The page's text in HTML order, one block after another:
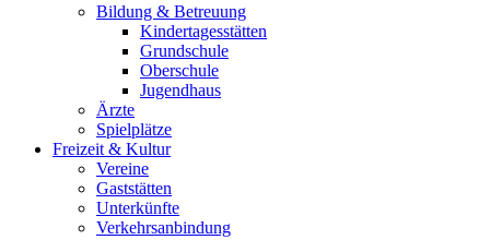
Bildung & Betreuung
Kindertagesstätten
Grundschule
Oberschule
Jugendhaus
Ärzte
Spielplätze
Freizeit & Kultur
Vereine
Gaststätten
Unterkünfte
Verkehrsanbindung